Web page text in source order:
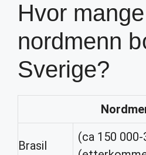
Hvor mange
nordmenn
Sverige?
Brasil
(ca 150